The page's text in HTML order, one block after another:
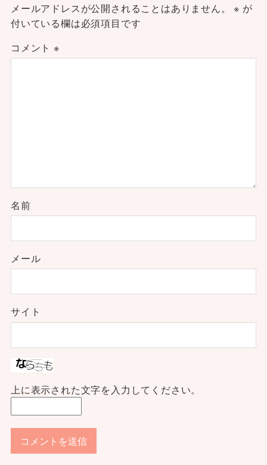
メールアドレスが公開されることはありません。 ※ が
付いている欄は必須項目です
コメント ※
名前
メール
サイト
上に表示された文字を入力してください。